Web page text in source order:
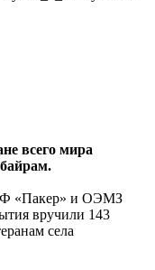
всего мира
«Пакер» и ОЭМЗ
вручили 143
села